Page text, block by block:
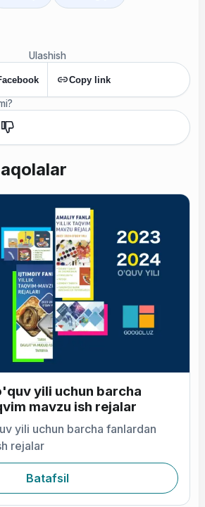
Ulashish
Copy link
yili uchun barcha
mavzu ish rejalar
yili uchun barcha fanlardan
rejalar
Batafsil